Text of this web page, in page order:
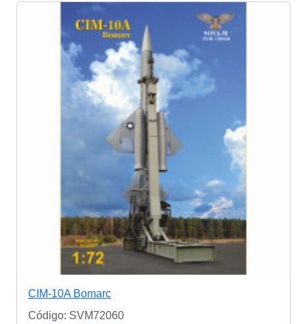
CIM-10A Bomarc
Código: SVM72060